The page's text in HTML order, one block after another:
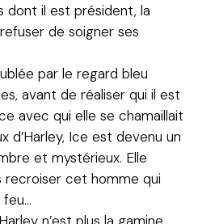
dont il est président, la
de soigner ses
par le regard bleu
avant de réaliser qui il est
avec qui elle se chamaillait
d’Harley, Ice est devenu un
et mystérieux. Elle
recroiser cet homme qui